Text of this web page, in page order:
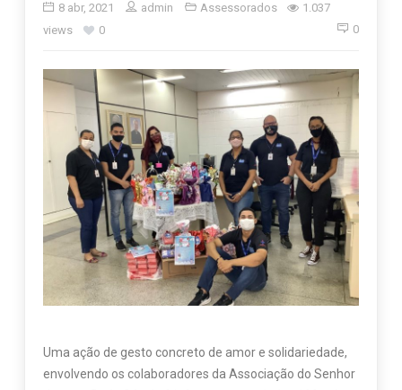
8 abr, 2021 admin Assessorados
1.037
views
0 0
Uma ação de gesto concreto de amor e solidariedade,
envolvendo os colaboradores da Associação do Senhor